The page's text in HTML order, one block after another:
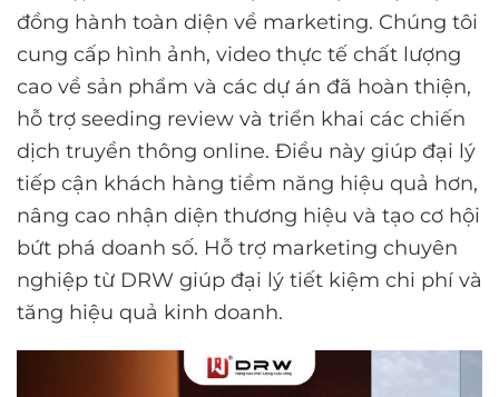
đồng hành toàn diện về marketing. Chúng tôi
cung cấp hình ảnh, video thực tế chất lượng
cao về sản phẩm và các dự án đã hoàn thiện,
hỗ trợ seeding review và triển khai các chiến
dịch truyền thông online. Điều này giúp đại lý
tiếp cận khách hàng tiềm năng hiệu quả hơn,
nâng cao nhận diện thương hiệu và tạo cơ hội
bứt phá doanh số. Hỗ trợ marketing chuyên
nghiệp từ DRW giúp đại lý tiết kiệm chi phí và
tăng hiệu quả kinh doanh.